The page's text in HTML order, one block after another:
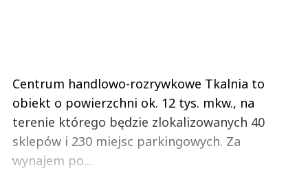
Centrum handlowo-rozrywkowe Tkalnia to
obiekt o powierzchni ok. 12 tys. mkw., na
terenie którego będzie zlokalizowanych 40
sklepów i 230 miejsc parkingowych. Za
wynajem po...